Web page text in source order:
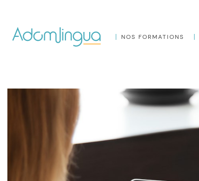
NOS FORMATIONS